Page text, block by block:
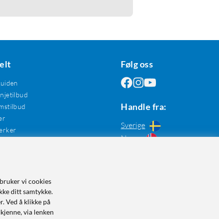
Følg oss
Handle fra:
Sverige
Norge
vi cookies
ditt samtykke.
Ved å klikke på
via lenken